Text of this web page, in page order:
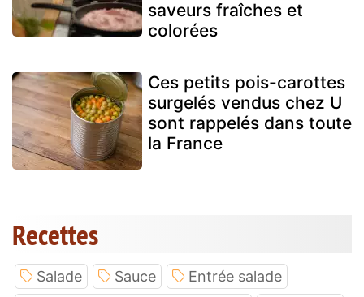
saveurs fraîches et
colorées
Ces petits pois-carottes
surgelés vendus chez U
sont rappelés dans toute
la France
Recettes
Salade Sauce
Entrée salade